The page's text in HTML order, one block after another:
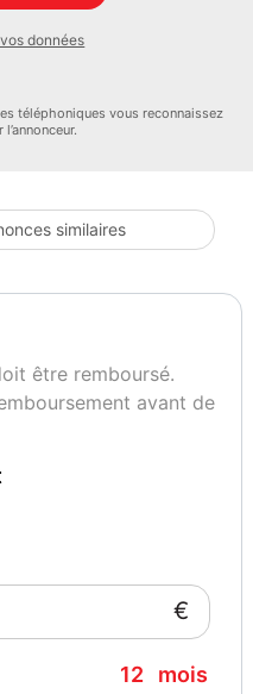
& alcantara
de série.
décrits sont sous réserve
pendant l essai ou à la
jusqu à 48 mois.
pour cet achat ou vous
données
téléphoniques vous reconnaissez
similaires
être remboursé.
avant de
€
12 mois